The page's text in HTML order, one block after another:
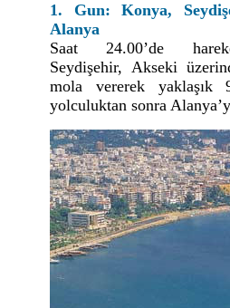
1. Gun: Konya,
Alanya
Saat 24.00’de
Seydişehir, Akseki
mola vererek
yolculuktan sonra